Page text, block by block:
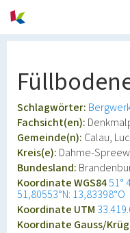
Schlagwörter:
Fachsicht(en):
Gemeinde(n): Calau,
Kreis(e): Dahme-
Bundesland:
Koordinate WGS8451°
51,80553°N: 13,83398°O
Koordinate UTM
Koordinate Gauss/